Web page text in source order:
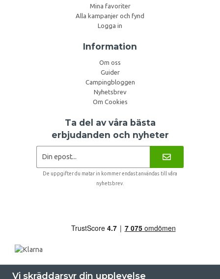
Mina favoriter
Alla kampanjer och fynd
Logga in
Information
Om oss
Guider
Campingbloggen
Nyhetsbrev
Om Cookies
Ta del av våra bästa
erbjudanden och nyheter
De uppgifter du matar in kommer endast användas till våra
nyhetsbrev.
Vi skräddarsyr din upplevelse